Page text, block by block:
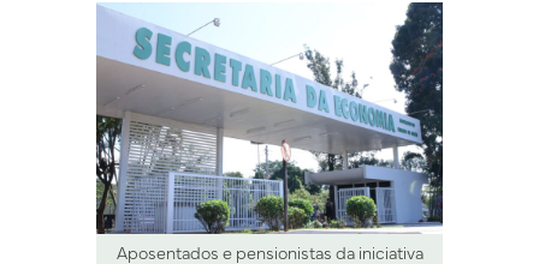
Aposentados e pensionistas da iniciativa